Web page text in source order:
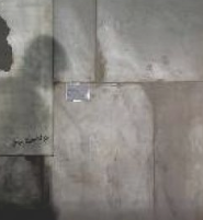
Michel Miguel Elias Temer Lulia
(23 de septiembre de 1940) es
un abogado y polí...
Ver Biografï¿½a y Noticias